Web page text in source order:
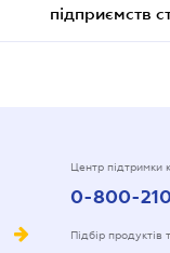
підприємств
Центр підтримки
0-800-
Підбір продуктів